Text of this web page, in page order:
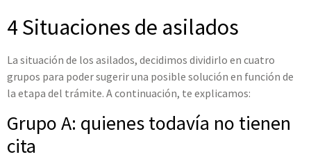
4 Situaciones de asilados
La situación de los asilados, decidimos dividirlo en cuatro
grupos para poder sugerir una posible solución en función de
la etapa del trámite. A continuación, te explicamos:
Grupo A: quienes todavía no tienen
cita